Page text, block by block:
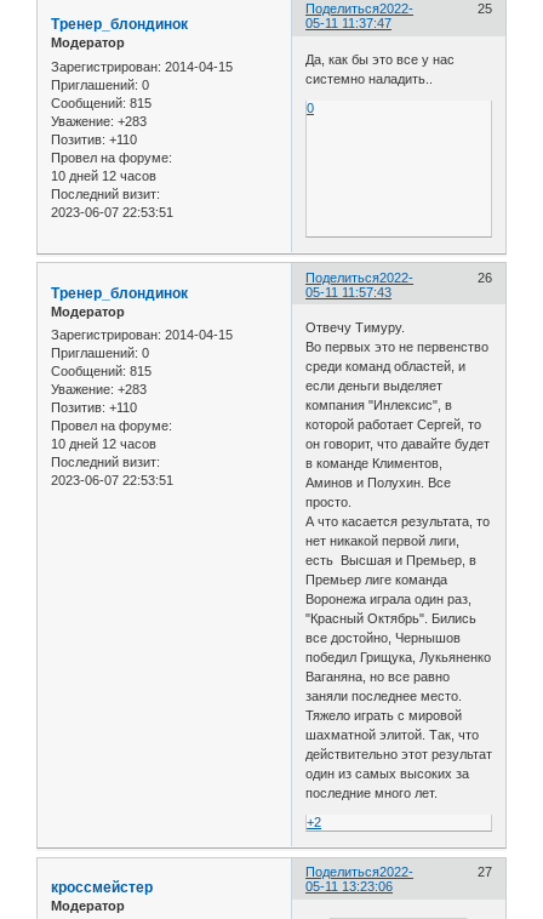
Поделиться 25
2022-
05-11 11:37:47
Тренер_блондинок
Модератор
Зарегистрирован: 2014-04-15
Приглашений: 0
Сообщений: 815
Уважение: +283
Позитив: +110
Провел на форуме:
10 дней 12 часов
Последний визит:
2023-06-07 22:53:51
Да, как бы это все у нас
системно наладить..
0
Поделиться 26
2022-
05-11 11:57:43
Тренер_блондинок
Модератор
Зарегистрирован: 2014-04-15
Приглашений: 0
Сообщений: 815
Уважение: +283
Позитив: +110
Провел на форуме:
10 дней 12 часов
Последний визит:
2023-06-07 22:53:51
Отвечу Тимуру.
Во первых это не первенство
среди команд областей, и
если деньги выделяет
компания "Инлексис", в
которой работает Сергей, то
он говорит, что давайте будет
в команде Климентов,
Аминов и Полухин. Все
просто.
А что касается результата, то
нет никакой первой лиги,
есть Высшая и Премьер, в
Премьер лиге команда
Воронежа играла один раз,
"Красный Октябрь". Бились
все достойно, Чернышов
победил Грищука, Лукьяненко
Ваганяна, но все равно
заняли последнее место.
Тяжело играть с мировой
шахматной элитой. Так, что
действительно этот результат
один из самых высоких за
последние много лет.
+2
Поделиться 27
2022-
05-11 13:23:06
кроссмейстер
Модератор